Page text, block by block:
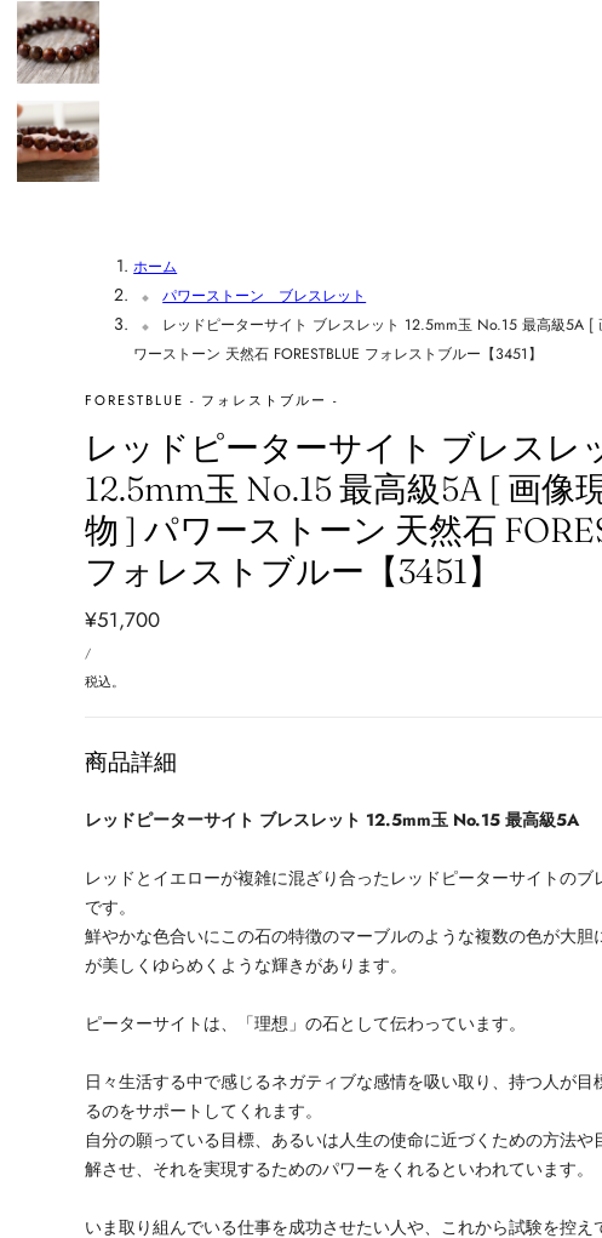
ホーム
パワーストーン ブレスレット
レッドピーターサイト ブレスレット 12.5mm玉 No.15 最高級5A [
ワーストーン 天然石 FORESTBLUE フォレストブルー【3451】
FORESTBLUE - フォレストブルー -
レッドピーターサイト ブレスレ
12.5mm玉 No.15 最高級5A [ 画像
物 ] パワーストーン 天然石
フォレストブルー【3451】
通
常
価
¥51,700
価/あ
り
税込。
商品詳細
レッドピーターサイト ブレスレット 12.5mm玉 No.15 最高級5A
レッドとイエローが複雑に混ざり合ったレッドピーターサイトのブ
です。
鮮やかな色合いにこの石の特徴のマーブルのような複数の色が大胆
が美しくゆらめくような輝きがあります。
ピーターサイトは、「理想」の石として伝わっています。
日々生活する中で感じるネガティブな感情を吸い取り、持つ人が目
るのをサポートしてくれます。
自分の願っている目標、あるいは人生の使命に近づくための方法や
解させ、それを実現するためのパワーをくれるといわれています。
いま取り組んでいる仕事を成功させたい人や、これから試験を控え